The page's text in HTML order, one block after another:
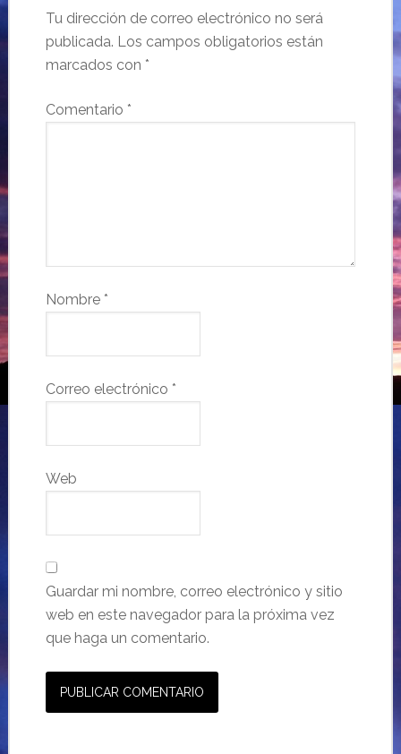
Tu dirección de correo electrónico no será
publicada. Los campos obligatorios están
marcados con *
Comentario *
Nombre *
Correo electrónico *
Web
Guardar mi nombre, correo electrónico y sitio
web en este navegador para la próxima vez
que haga un comentario.